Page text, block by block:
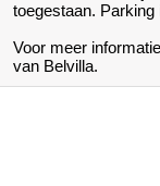
toegestaan. Parking
Voor meer
van Belvilla.